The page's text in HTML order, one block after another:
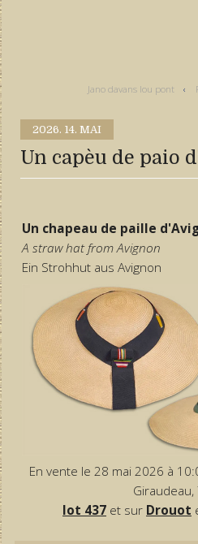
Jano davans lou pont
2026. 14. MAI
Un capèu de paio
Un chapeau de paille
A straw hat from Avignon
Ein Strohhut aus Avignon
En vente le 28 mai 2026 à
lot 437 et sur Drouot